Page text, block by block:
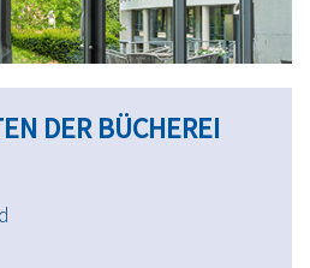
DER BÜCHEREI